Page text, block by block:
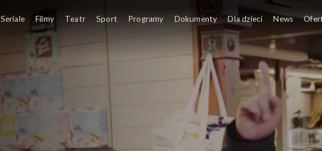
Seriale Filmy Teatr Sport Programy Dokumenty Dla dzieci News